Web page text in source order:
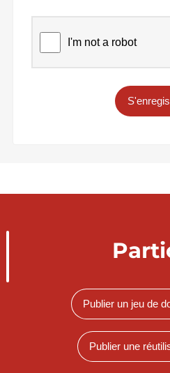
Publier un jeu de
Publier une